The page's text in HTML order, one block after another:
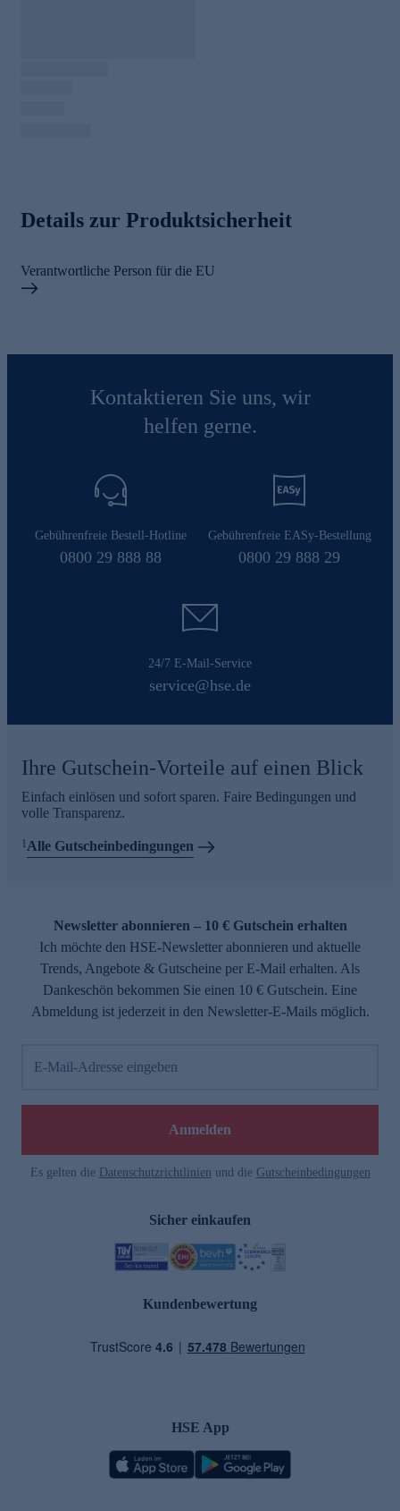
Details zur Produktsicherheit
Verantwortliche Person für die EU
Kontaktieren Sie uns, wir
helfen gerne.
Gebührenfreie Bestell-Hotline
0800 29 888 88
Gebührenfreie EASy-Bestellung
0800 29 888 29
24/7 E-Mail-Service
service@hse.de
Ihre Gutschein-Vorteile auf einen Blick
Einfach einlösen und sofort sparen. Faire Bedingungen und
volle Transparenz.
1 Alle Gutscheinbedingungen
Newsletter abonnieren – 10 € Gutschein erhalten
Ich möchte den HSE-Newsletter abonnieren und aktuelle
Trends, Angebote & Gutscheine per E-Mail erhalten. Als
Dankeschön bekommen Sie einen 10 € Gutschein. Eine
Abmeldung ist jederzeit in den Newsletter-E-Mails möglich.
E-Mail-Adresse eingeben
Anmelden
Es gelten die Datenschutzrichtlinien und die Gutscheinbedingungen
Sicher einkaufen
Kundenbewertung
HSE App